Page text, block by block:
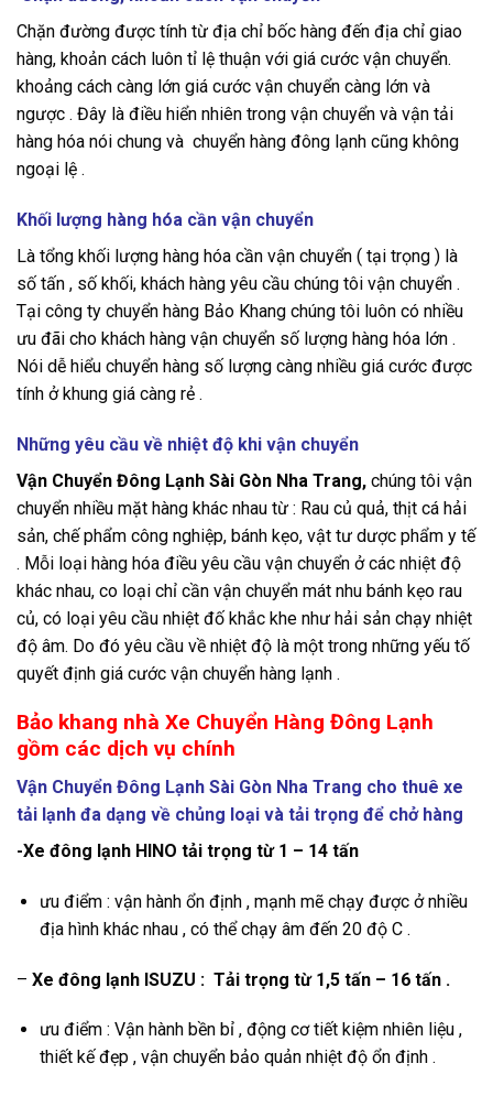
Chặn đường được tính từ địa chỉ bốc hàng đến địa chỉ giao
hàng, khoản cách luôn tỉ lệ thuận với giá cước vận chuyển.
khoảng cách càng lớn giá cước vận chuyển càng lớn và
ngược . Đây là điều hiển nhiên trong vận chuyển và vận tải
hàng hóa nói chung và chuyển hàng đông lạnh cũng không
ngoại lệ .
Khối lượng hàng hóa cần vận chuyển
Là tổng khối lượng hàng hóa cần vận chuyển ( tại trọng ) là
số tấn , số khối, khách hàng yêu cầu chúng tôi vận chuyển .
Tại công ty chuyển hàng Bảo Khang chúng tôi luôn có nhiều
ưu đãi cho khách hàng vận chuyển số lượng hàng hóa lớn .
Nói dễ hiểu chuyển hàng số lượng càng nhiều giá cước được
tính ở khung giá càng rẻ .
Những yêu cầu về nhiệt độ khi vận chuyển
Vận Chuyển Đông Lạnh Sài Gòn Nha Trang, chúng tôi vận
chuyển nhiều mặt hàng khác nhau từ : Rau củ quả, thịt cá hải
sản, chế phẩm công nghiệp, bánh kẹo, vật tư dược phẩm y tế
. Mỗi loại hàng hóa điều yêu cầu vận chuyển ở các nhiệt độ
khác nhau, co loại chỉ cần vận chuyển mát nhu bánh kẹo rau
củ, có loại yêu cầu nhiệt đố khắc khe như hải sản chạy nhiệt
độ âm. Do đó yêu cầu về nhiệt độ là một trong những yếu tố
quyết định giá cước vận chuyển hàng lạnh .
Bảo khang nhà Xe Chuyển Hàng Đông Lạnh
gồm các dịch vụ chính
Vận Chuyển Đông Lạnh Sài Gòn Nha Trang cho thuê xe
tải lạnh đa dạng về chủng loại và tải trọng để chở hàng
-Xe đông lạnh HINO tải trọng từ 1 – 14 tấn
ưu điểm : vận hành ổn định , mạnh mẽ chạy được ở nhiều
địa hình khác nhau , có thể chạy âm đến 20 độ C .
– Xe đông lạnh ISUZU : Tải trọng từ 1,5 tấn – 16 tấn .
ưu điểm : Vận hành bền bỉ , động cơ tiết kiệm nhiên liệu ,
thiết kế đẹp , vận chuyển bảo quản nhiệt độ ổn định .